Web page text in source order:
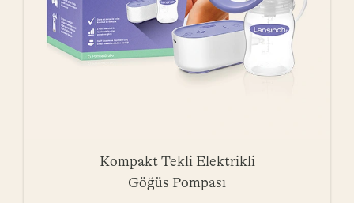
Kompakt Tekli Elektrikli
Göğüs Pompası